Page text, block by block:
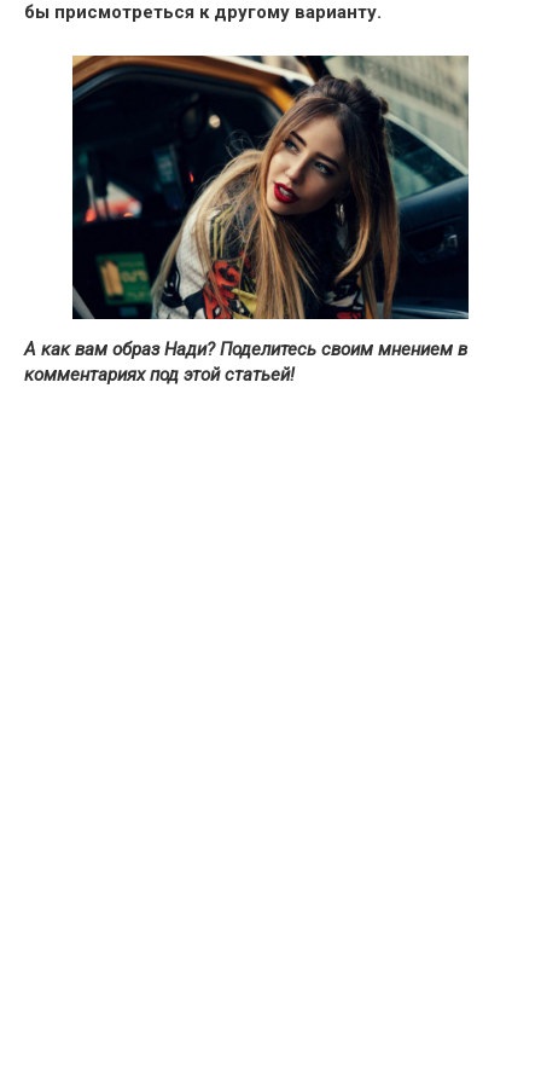
бы присмотреться к другому варианту.
А как вам образ Нади? Поделитесь своим мнением в
комментариях под этой статьей!